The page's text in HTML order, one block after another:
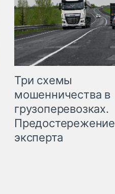
Три схемы
мошенничества в
грузоперевозках.
Предостережение
эксперта